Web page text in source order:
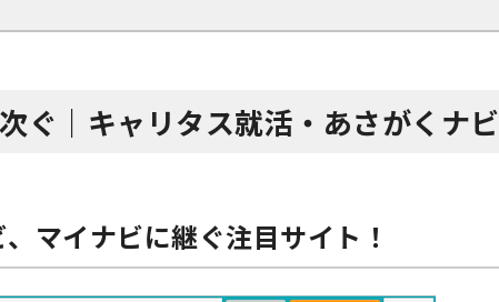
ぐ｜キャリタス就活・あさがくナビ
マイナビに継ぐ注目サイト！